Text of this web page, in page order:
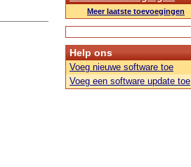
Meer laatste toevoegingen
Help ons
Voeg nieuwe software toe
Voeg een software update toe